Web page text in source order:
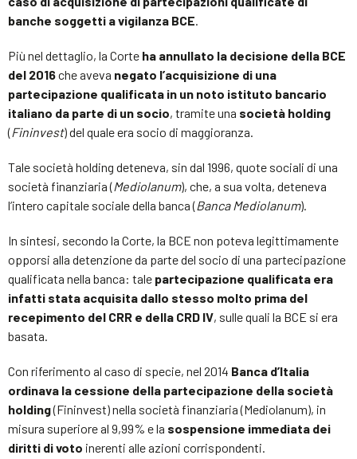
banche soggetti a vigilanza BCE.
Più nel dettaglio, la Corte ha annullato la decisione della BCE
del 2016che aveva negato l’acquisizione di una
partecipazione qualificata in un noto istituto bancario
italiano da parte di un socio, tramite una società holding
(Fininvest) del quale era socio di maggioranza.
Tale società holding deteneva, sin dal 1996, quote sociali di una
società finanziaria (Mediolanum), che, a sua volta, deteneva
l’intero capitale sociale della banca (Banca Mediolanum).
In sintesi, secondo la Corte, la BCE non poteva legittimamente
opporsi alla detenzione da parte del socio di una partecipazione
qualificata nella banca: tale partecipazione qualificata era
infatti stata acquisita dallo stesso molto prima del
recepimento del CRR e della CRD IV, sulle quali la BCE si era
basata.
Con riferimento al caso di specie, nel 2014 Banca d’Italia
ordinava la cessione della partecipazione della società
holding(Fininvest) nella società finanziaria (Mediolanum), in
misura superiore al 9,99% e la sospensione immediata dei
diritti di voto inerenti alle azioni corrispondenti.